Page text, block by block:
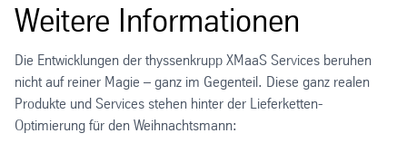
Weitere Informationen
Die Entwicklungen der thyssenkrupp XMaaS Services beruhen
nicht auf reiner Magie – ganz im Gegenteil. Diese ganz realen
Produkte und Services stehen hinter der Lieferketten-
Optimierung für den Weihnachtsmann: